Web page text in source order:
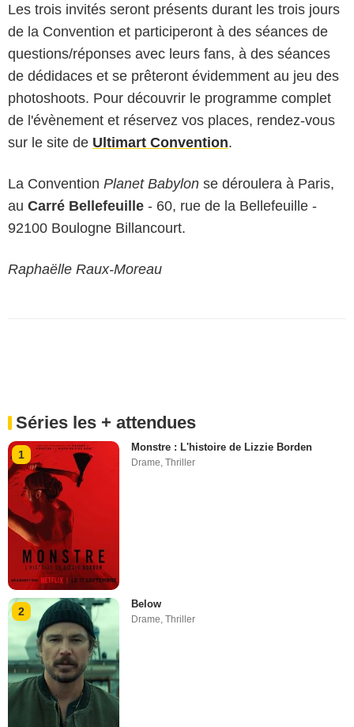
Les trois invités seront présents durant les trois jours
de la Convention et participeront à des séances de
questions/réponses avec leurs fans, à des séances
de dédidaces et se prêteront évidemment au jeu des
photoshoots. Pour découvrir le programme complet
de l'évènement et réservez vos places, rendez-vous
sur le site de Ultimart Convention.
La Convention Planet Babylon se déroulera à Paris,
au Carré Bellefeuille - 60, rue de la Bellefeuille -
92100 Boulogne Billancourt.
Raphaëlle Raux-Moreau
Séries les + attendues
1
Monstre : L'histoire de Lizzie Borden
Drame,Thriller
2
Below
Drame,Thriller